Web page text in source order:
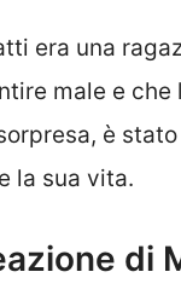
era una
male e che
è
la sua vita.
di